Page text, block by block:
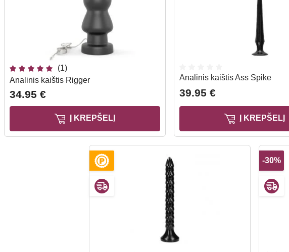
(1)
Analinis kaištis Rigger
34.95 €
Į KREPŠELĮ
Analinis kaištis Ass Spike
39.95 €
Į KREPŠELĮ
-30%